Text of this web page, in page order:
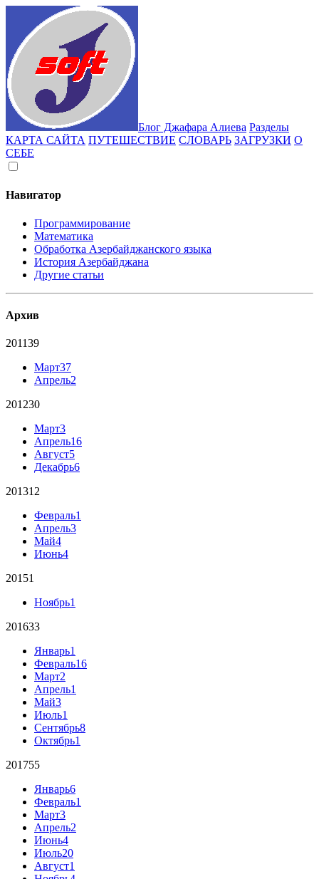
Блог Джафара Алиева Разделы
КАРТА САЙТА ПУТЕШЕСТВИЕ СЛОВАРЬ ЗАГРУЗКИ О
СЕБЕ
Навигатор
Программирование
Математика
Обработка Азербайджанского языка
История Азербайджана
Другие статьи
Архив
201139
Март37
Апрель2
201230
Март3
Апрель16
Август5
Декабрь6
201312
Февраль1
Апрель3
Май4
Июнь4
20151
Ноябрь1
201633
Январь1
Февраль16
Март2
Апрель1
Май3
Июль1
Сентябрь8
Октябрь1
201755
Январь6
Февраль1
Март3
Апрель2
Июнь4
Июль20
Август1